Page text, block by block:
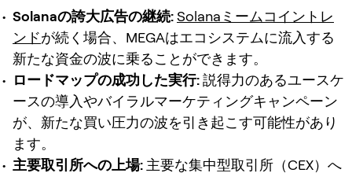
Solanaの誇大広告の継続:Solanaミームコイントレ
ンドが続く場合、MEGAはエコシステムに流入する
新たな資金の波に乗ることができます。
ロードマップの成功した実行:説得力のあるユースケ
ースの導入やバイラルマーケティングキャンペーン
が、新たな買い圧力の波を引き起こす可能性があり
ます。
主要取引所への上場: 主要な集中型取引所（CEX）へ